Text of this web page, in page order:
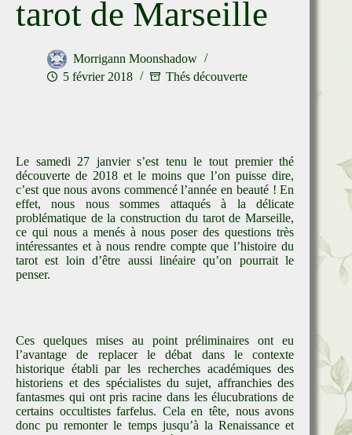
tarot de Marseille
Morrigann Moonshadow
5 février 2018
Thés découverte
Le samedi 27 janvier s’est tenu le tout premier thé
découverte de 2018 et le moins que l’on puisse dire,
c’est que nous avons commencé l’année en beauté ! En
effet, nous nous sommes attaqués à la délicate
problématique de la construction du tarot de Marseille,
ce qui nous a menés à nous poser des questions très
intéressantes et à nous rendre compte que l’histoire du
tarot est loin d’être aussi linéaire qu’on pourrait le
penser.
Ces quelques mises au point préliminaires ont eu
l’avantage de replacer le débat dans le contexte
historique établi par les recherches académiques des
historiens et des spécialistes du sujet, affranchies des
fantasmes qui ont pris racine dans les élucubrations de
certains occultistes farfelus. Cela en tête, nous avons
donc pu remonter le temps jusqu’à la Renaissance et